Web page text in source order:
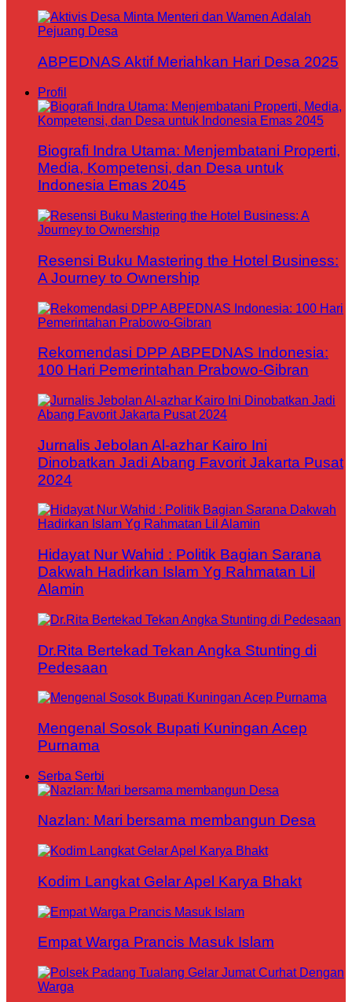
ABPEDNAS Aktif Meriahkan Hari Desa 2025
Profil
Biografi Indra Utama: Menjembatani Properti,
Media, Kompetensi, dan Desa untuk
Indonesia Emas 2045
Resensi Buku Mastering the Hotel Business:
A Journey to Ownership
Rekomendasi DPP ABPEDNAS Indonesia:
100 Hari Pemerintahan Prabowo-Gibran
Jurnalis Jebolan Al-azhar Kairo Ini
Dinobatkan Jadi Abang Favorit Jakarta Pusat
2024
Hidayat Nur Wahid : Politik Bagian Sarana
Dakwah Hadirkan Islam Yg Rahmatan Lil
Alamin
Dr.Rita Bertekad Tekan Angka Stunting di
Pedesaan
Mengenal Sosok Bupati Kuningan Acep
Purnama
Serba Serbi
Nazlan: Mari bersama membangun Desa
Kodim Langkat Gelar Apel Karya Bhakt
Empat Warga Prancis Masuk Islam